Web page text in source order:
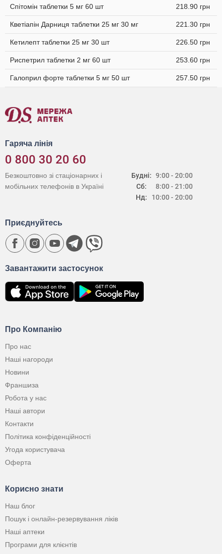
Спітомін таблетки 5 мг 60 шт 218.90 грн
Кветіапін Дарниця таблетки 25 мг 30 мг 221.30 грн
Кетилепт таблетки 25 мг 30 шт 226.50 грн
Риспетрил таблетки 2 мг 60 шт 253.60 грн
Галоприл форте таблетки 5 мг 50 шт 257.50 грн
Гаряча лінія
0 800 30 20 60
Будні:
Сб:
Нд:
9:00 - 20:00
8:00 - 21:00
10:00 - 20:00
Безкоштовно зі стаціонарних і
мобільних телефонів в Україні
Про Компанію
Про нас
Наші нагороди
Новини
Франшиза
Робота у нас
Наші автори
Контакти
Політика конфіденційності
Угода користувача
Оферта
Корисно знати
Наш блог
Пошук і онлайн-резервування ліків
Наші аптеки
Програми для клієнтів
Завантажити застосунок
Приєднуйтесь